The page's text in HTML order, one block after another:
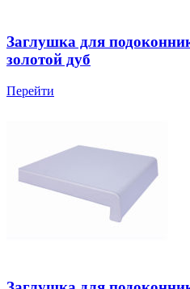
Заглушка для
золотой дуб
Перейти